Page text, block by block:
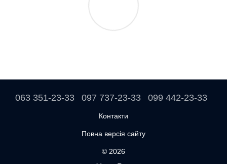
063 351-23-33 097 737-23-33 099 442-23-33
Контакти
Повна версія сайту
© 2026